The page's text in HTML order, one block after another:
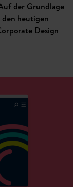
der Grundlage
heutigen
Design